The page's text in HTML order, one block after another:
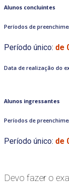
Alunos concluintes
Períodos de
Período único: de
Data de realização do
Alunos ingressantes
Períodos de
Período único: de
Devo fazer o